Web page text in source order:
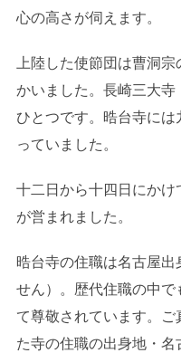
心の高さが伺えます。
上陸した使節団は曹洞
かいました。長崎三大
ひとつです。晧台寺には
っていました。
十二日から十四日にか
が営まれました。
晧台寺の住職は名古屋出
せん）。歴代住職の中で
て尊敬されています。
た寺の住職の出身地・名